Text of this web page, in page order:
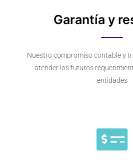
Garantía y
Nuestro compromiso contable y
atender los futuros
entidades